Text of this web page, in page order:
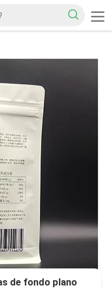
de fondo plano